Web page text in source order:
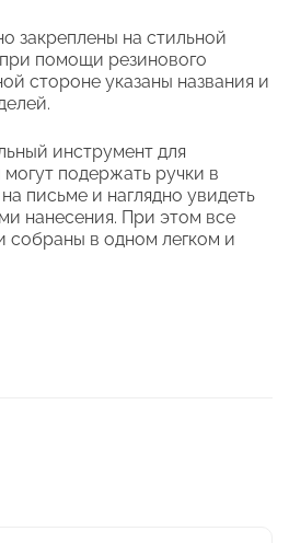
закреплены на стильной
помощи резинового
стороне указаны названия и
инструмент для
подержать ручки в
письме и наглядно увидеть
нанесения. При этом все
в одном легком и